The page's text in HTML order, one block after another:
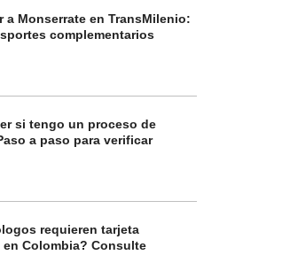
a Monserrate en TransMilenio:
complementarios
si tengo un proceso de
a paso para verificar
requieren tarjeta
Colombia? Consulte